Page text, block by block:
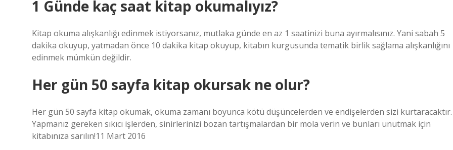
1 Günde kaç saat kitap okumalıyız?
Kitap okuma alışkanlığı edinmek istiyorsanız, mutlaka günde en az 1 saatinizi buna ayırmalısınız. Yani sabah 5
dakika okuyup, yatmadan önce 10 dakika kitap okuyup, kitabın kurgusunda tematik birlik sağlama alışkanlığını
edinmek mümkün değildir.
Her gün 50 sayfa kitap okursak ne olur?
Her gün 50 sayfa kitap okumak, okuma zamanı boyunca kötü düşüncelerden ve endişelerden sizi kurtaracaktır.
Yapmanız gereken sıkıcı işlerden, sinirlerinizi bozan tartışmalardan bir mola verin ve bunları unutmak için
kitabınıza sarılın!11 Mart 2016